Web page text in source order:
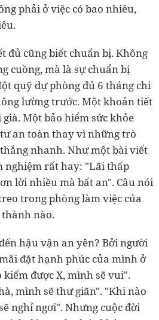
phải ở việc có bao nhiêu,
đủ cũng biết chuẩn bị. Không
cuồng, mà là sự chuẩn bị
quỹ dự phòng đủ 6 tháng chi
lường trước. Một khoản tiết
Một bảo hiểm sức khỏe
an toàn thay vì những trò
nhanh. Như một bài viết
nghiệm rất hay: "Lãi thấp
lời nhiều mà bất an". Câu nói
trong phòng làm việc của
nào.
hậu vận an yên? Bởi người
đặt hạnh phúc của mình ở
được X, mình sẽ vui".
mình sẽ thư giãn". "Khi nào
nghỉ ngơi". Nhưng cuộc đời